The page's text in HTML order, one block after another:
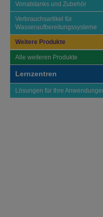
Vorratstanks und Zubehör
Verbrauchsartikel für
Wasseraufbereitungssysteme
Weitere Produkte
Alle weiteren Produkte
Lernzentren
Lösungen für Ihre